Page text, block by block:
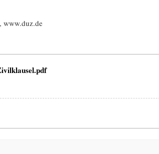
www.duz.de